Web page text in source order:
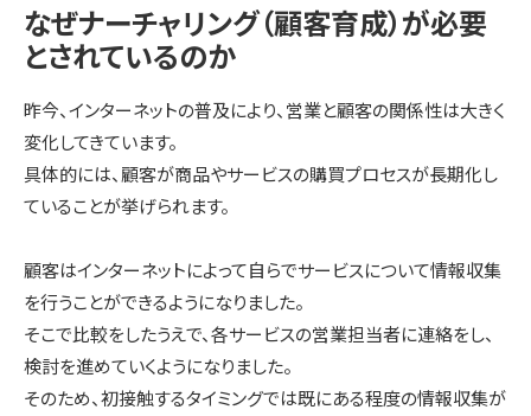
なぜナーチャリング（顧客育成）が必要
とされているのか
昨今、インターネットの普及により、営業と顧客の関係性は大きく
変化してきています。
具体的には、顧客が商品やサービスの購買プロセスが長期化し
ていることが挙げられます。
顧客はインターネットによって自らでサービスについて情報収集
を行うことができるようになりました。
そこで比較をしたうえで、各サービスの営業担当者に連絡をし、
検討を進めていくようになりました。
そのため、初接触するタイミングでは既にある程度の情報収集が